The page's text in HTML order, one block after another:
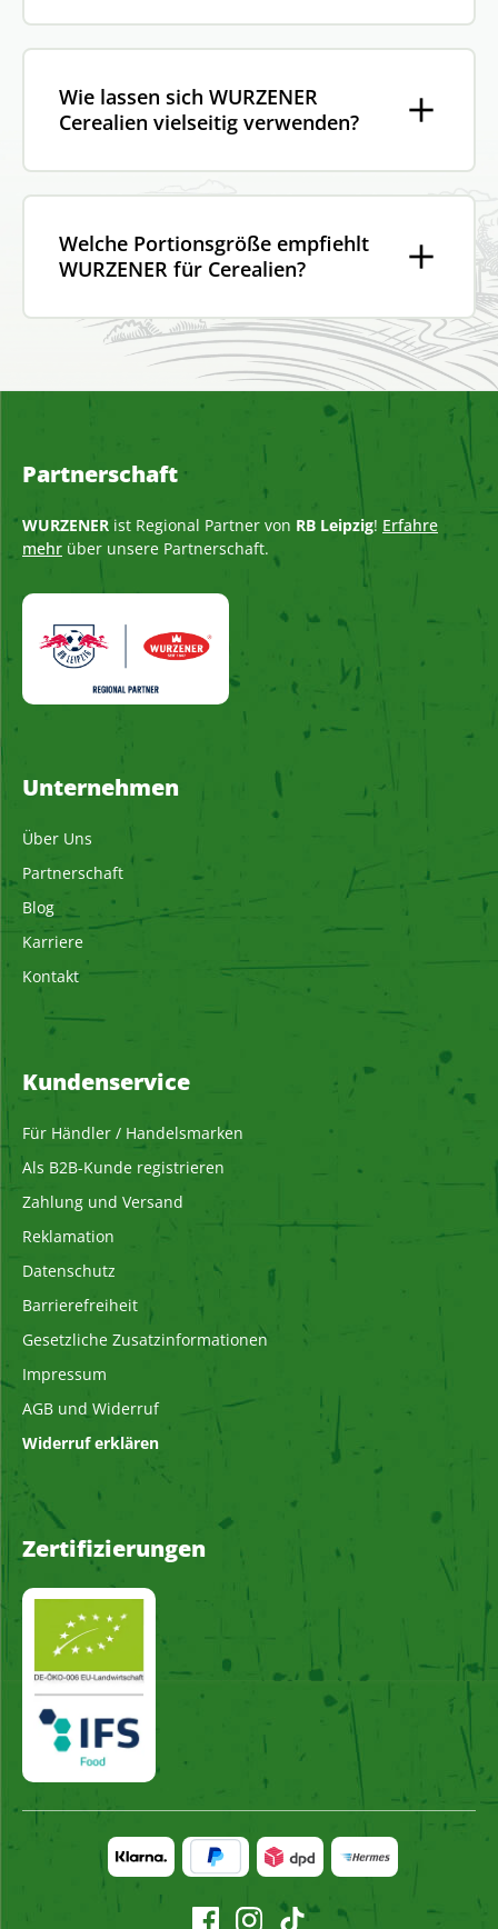
Wie lassen sich WURZENER
Cerealien vielseitig verwenden?
Welche Portionsgröße empfiehlt
WURZENER für Cerealien?
Partnerschaft
WURZENER ist Regional Partner von RB Leipzig! Erfahre
mehr über unsere Partnerschaft.
Unternehmen
Über Uns
Partnerschaft
Blog
Karriere
Kontakt
Kundenservice
Für Händler / Handelsmarken
Als B2B-Kunde registrieren
Zahlung und Versand
Reklamation
Datenschutz
Barrierefreiheit
Gesetzliche Zusatzinformationen
Impressum
AGB und Widerruf
Widerruf erklären
Zertifizierungen